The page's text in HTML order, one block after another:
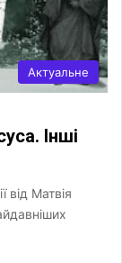
Актуальне
Інші
від Матвія